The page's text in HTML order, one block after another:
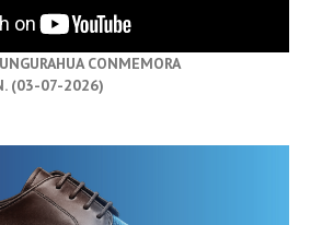
CONMEMORA
(03-07-2026)